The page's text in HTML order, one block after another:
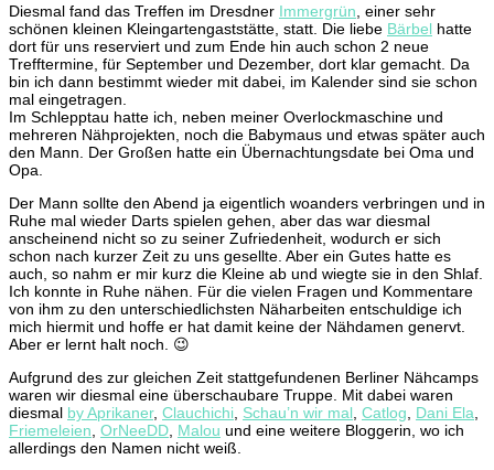
Diesmal fand das Treffen im Dresdner Immergrün , einer sehr
schönen kleinen Kleingartengaststätte, statt. Die liebe Bärbel hatte
dort für uns reserviert und zum Ende hin auch schon 2 neue
Trefftermine, für September und Dezember, dort klar gemacht. Da
bin ich dann bestimmt wieder mit dabei, im Kalender sind sie schon
mal eingetragen.
Im Schlepptau hatte ich, neben meiner Overlockmaschine und
mehreren Nähprojekten, noch die Babymaus und etwas später auch
den Mann. Der Großen hatte ein Übernachtungsdate bei Oma und
Opa.
Der Mann sollte den Abend ja eigentlich woanders verbringen und in
Ruhe mal wieder Darts spielen gehen, aber das war diesmal
anscheinend nicht so zu seiner Zufriedenheit, wodurch er sich
schon nach kurzer Zeit zu uns gesellte. Aber ein Gutes hatte es
auch, so nahm er mir kurz die Kleine ab und wiegte sie in den Shlaf.
Ich konnte in Ruhe nähen. Für die vielen Fragen und Kommentare
von ihm zu den unterschiedlichsten Näharbeiten entschuldige ich
mich hiermit und hoffe er hat damit keine der Nähdamen genervt.
Aber er lernt halt noch. 😉
Aufgrund des zur gleichen Zeit stattgefundenen Berliner Nähcamps
waren wir diesmal eine überschaubare Truppe. Mit dabei waren
diesmal by Aprikaner, Clauchichi Schau’n wir mal Catlog Dani Ela
Friemeleien OrNeeDD Malou und eine weitere Bloggerin, wo ich
allerdings den Namen nicht weiß.